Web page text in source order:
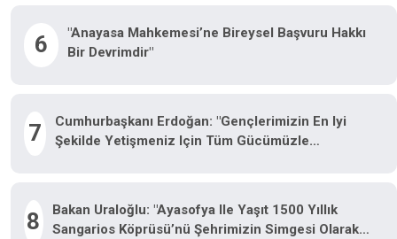
6
"Anayasa Mahkemesi’ne Bireysel Başvuru Hakkı
Bir Devrimdir"
7
Cumhurbaşkanı Erdoğan: "Gençlerimizin En Iyi
Şekilde Yetişmeniz Için Tüm Gücümüzle
8
Bakan Uraloğlu: "Ayasofya Ile Yaşıt 1500 Yıllık
Sangarios Köprüsü’nü Şehrimizin Simgesi Olarak